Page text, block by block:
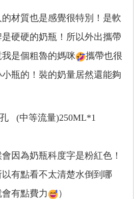
材質也是感覺很特別！是軟
硬硬的奶瓶！所以外出攜帶
是個粗魯的媽咪
攜帶也很
瓶的！裝的奶量居然還能夠
(中等流量)250ML*1
因為奶瓶科度字是粉紅色！
有點看不太清楚水倒到哪
有點費力
）